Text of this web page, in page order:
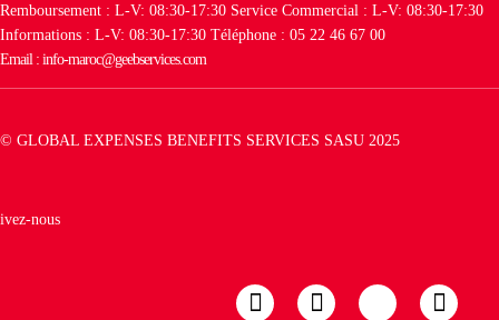
Remboursement : L-V: 08:30-17:30 Service Commercial : L-V: 08:30-17:30
Informations : L-V: 08:30-17:30 Téléphone : 05 22 46 67 00
Email : info-maroc@geebservices.com
© GLOBAL EXPENSES BENEFITS SERVICES SASU 2025
nous